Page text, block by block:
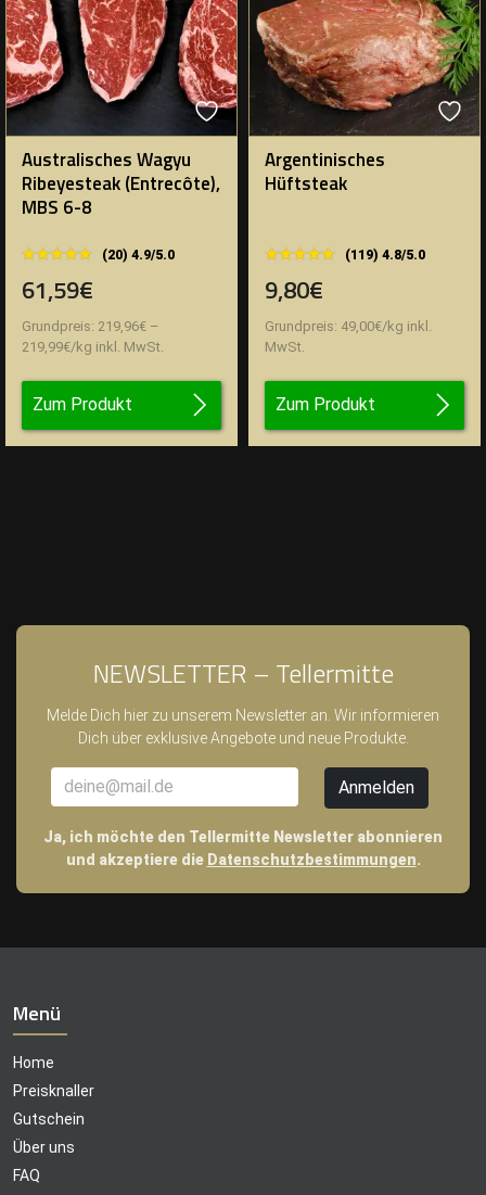
Australisches Wagyu
Ribeyesteak (Entrecôte),
MBS 6-8
★★★★★
★★★★★ (20) 4.9/5.0
61,59€
Grundpreis: 219,96€ –
219,99€/kg inkl. MwSt.
Zum Produkt
Argentinisches
Hüftsteak
★★★★★
★★★★★ (119) 4.8/5.0
9,80€
Grundpreis: 49,00€/kg inkl.
MwSt.
Zum Produkt
NEWSLETTER – Tellermitte
Melde Dich hier zu unserem Newsletter an. Wir informieren
Dich über exklusive Angebote und neue Produkte.
Ja, ich möchte den Tellermitte Newsletter abonnieren
und akzeptiere die Datenschutzbestimmungen.
Menü
Home
Preisknaller
Gutschein
Über uns
FAQ